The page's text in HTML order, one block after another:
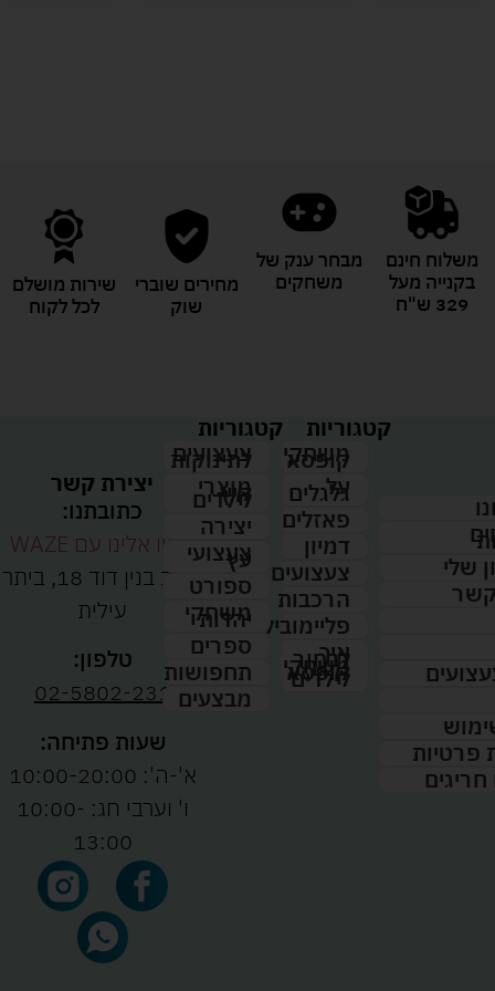
משלוח חינם
בקנייה מעל
329 ש"ח
מבחר ענק של
משחקים
מחירים שוברי
שוק
שירות מושלם
לכל לקוח
שלי
קשר
פרטיות
חריגים
קטגוריות
משחקי
קופסא
על
גלגלים
פאזלים
דמיון
צעצועים
הרכבות
פליימוביל
איך
לבחור
משחקי
קופסא
לילדים
קטגוריות
צעצועים
לתינוקות
מוצרי
קיץ
לילדים
יצירה
צעצועי
עץ
ספורט
משחקי
יהדות
ספרים
תחפושות
מבצעים
יצירת קשר
כתובתנו:
נווטו אלינו עם WAZE
רחוב בנין דוד 18, ביתר
עילית
טלפון:
02-5802-231
שעות פתיחה:
א'-ה': 10:00-20:00
ו' וערבי חג: 10:00-
13:00